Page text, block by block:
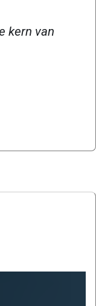
kern van